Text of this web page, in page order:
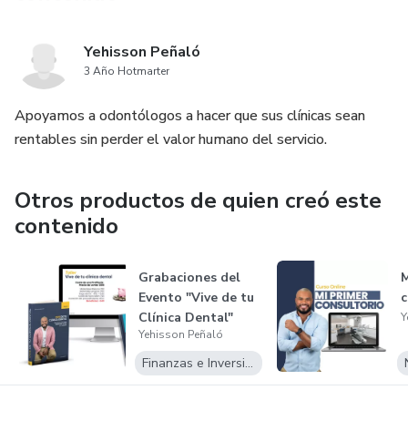
Yehisson Peñaló
3 Año Hotmarter
Apoyamos a odontólogos a hacer que sus clínicas sean
rentables sin perder el valor humano del servicio.
Otros productos de quien creó este
contenido
Grabaciones del
Evento "Vive de tu
Clínica Dental"
Yehisson Peñaló
Finanzas e Inversiones